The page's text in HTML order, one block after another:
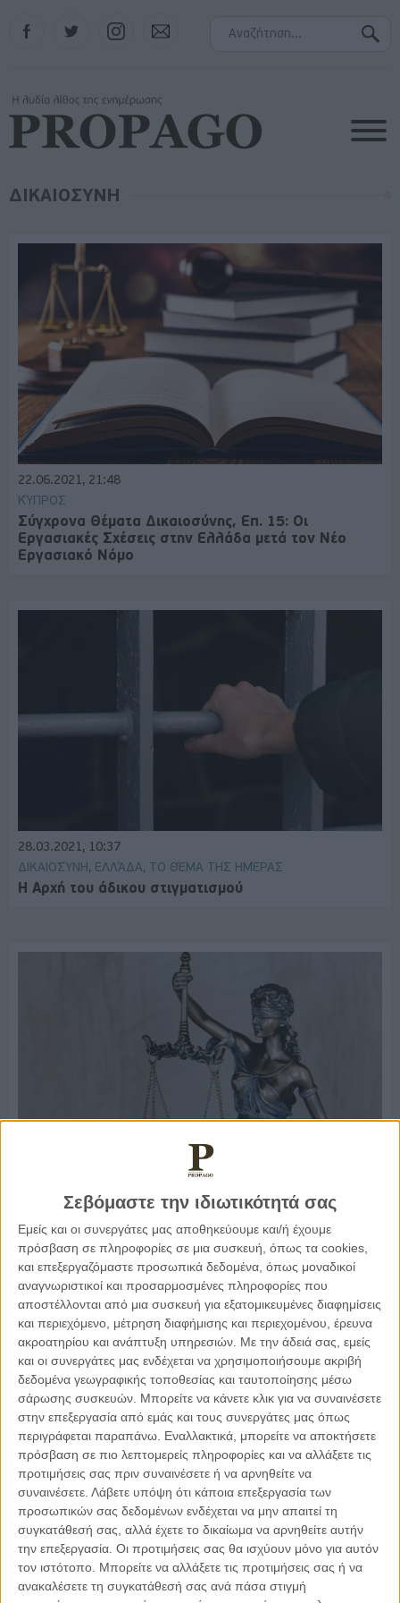
Σεβόμαστε την ιδιωτικότητά σας
Εμείς και οι συνεργάτες μας αποθηκεύουμε και/ή έχουμε
πρόσβαση σε πληροφορίες σε μια συσκευή, όπως τα cookies,
και επεξεργαζόμαστε προσωπικά δεδομένα, όπως μοναδικοί
αναγνωριστικοί και προσαρμοσμένες πληροφορίες που
αποστέλλονται από μια συσκευή για εξατομικευμένες διαφημίσεις
και περιεχόμενο, μέτρηση διαφήμισης και περιεχομένου, έρευνα
ακροατηρίου και ανάπτυξη υπηρεσιών. Με την άδειά σας, εμείς
και οι συνεργάτες μας ενδέχεται να χρησιμοποιήσουμε ακριβή
δεδομένα γεωγραφικής τοποθεσίας και ταυτοποίησης μέσω
σάρωσης συσκευών. Μπορείτε να κάνετε κλικ για να συναινέσετε
στην επεξεργασία από εμάς και τους συνεργάτες μας όπως
περιγράφεται παραπάνω. Εναλλακτικά, μπορείτε να αποκτήσετε
πρόσβαση σε πιο λεπτομερείς πληροφορίες και να αλλάξετε τις
προτιμήσεις σας πριν συναινέσετε ή να αρνηθείτε να
συναινέσετε. Λάβετε υπόψη ότι κάποια επεξεργασία των
προσωπικών σας δεδομένων ενδέχεται να μην απαιτεί τη
συγκατάθεσή σας, αλλά έχετε το δικαίωμα να αρνηθείτε αυτήν
την επεξεργασία. Οι προτιμήσεις σας θα ισχύουν μόνο για αυτόν
τον ιστότοπο. Μπορείτε να αλλάξετε τις προτιμήσεις σας ή να
ανακαλέσετε τη συγκατάθεσή σας ανά πάσα στιγμή
Instagram
ΔΙΚΑΙΟΣΥΝΗ
22.06.2021, 21:48
ΚΎΠΡΟΣ
Σύγχρονα Θέματα Δικαιοσύνης, Επ. 15: Οι
Εργασιακές Σχέσεις στην Ελλάδα μετά τον Νέο
Εργασιακό Νόμο
28.03.2021, 10:37
ΔΙΚΑΙΟΣΎΝΗ, ΕΛΛΆΔΑ, ΤΟ ΘΈΜΑ ΤΗΣ ΗΜΈΡΑΣ
Η Αρχή του άδικου στιγματισμού
ΔΙΚΑΙΟΣΎΝΗ, ΕΛΛΆΔΑ
Το μεγάλο πρόβλημα πολυνομίας
20.03.2021, 8:11
ΔΙΚΑΙΟΣΎΝΗ
Η επιρροή της πανδημίας στις αστικές και εμπορικές
συμβάσεις